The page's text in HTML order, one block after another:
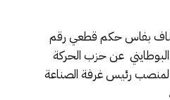
بفاس حكم قطعي رقم
البوطايني عن حزب الحركة
لمنصب رئيس غرفة الصناعة